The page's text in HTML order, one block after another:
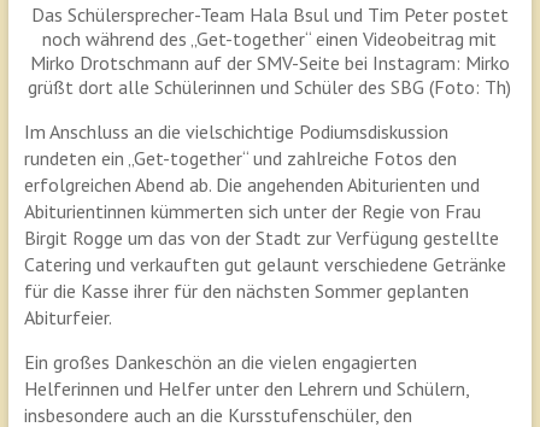
Das Schülersprecher-Team Hala Bsul und Tim Peter postet
noch während des „Get-together“ einen Videobeitrag mit
Mirko Drotschmann auf der SMV-Seite bei Instagram: Mirko
grüßt dort alle Schülerinnen und Schüler des SBG (Foto: Th)
Im Anschluss an die vielschichtige Podiumsdiskussion
rundeten ein „Get-together“ und zahlreiche Fotos den
erfolgreichen Abend ab. Die angehenden Abiturienten und
Abiturientinnen kümmerten sich unter der Regie von Frau
Birgit Rogge um das von der Stadt zur Verfügung gestellte
Catering und verkauften gut gelaunt verschiedene Getränke
für die Kasse ihrer für den nächsten Sommer geplanten
Abiturfeier.
Ein großes Dankeschön an die vielen engagierten
Helferinnen und Helfer unter den Lehrern und Schülern,
insbesondere auch an die Kursstufenschüler, den